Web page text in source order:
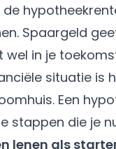
de
Spaargeld
wel in je
situatie is
Een
stappen die je
lenen als